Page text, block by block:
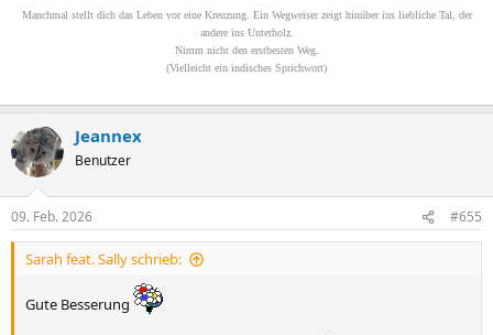
Manchmal stellt dich das Leben vor eine Kreuzung. Ein Wegweiser zeigt hinüber ins liebliche Tal, der
andere ins Unterholz.
Nimm nicht den erstbesten Weg.
(Vielleicht ein indisches Sprichwort)
Jeannex
Benutzer
09. Feb. 2026 #655
Sarah feat. Sally schrieb:
Gute Besserung